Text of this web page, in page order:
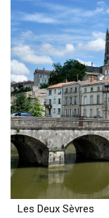
Les Deux Sèvres